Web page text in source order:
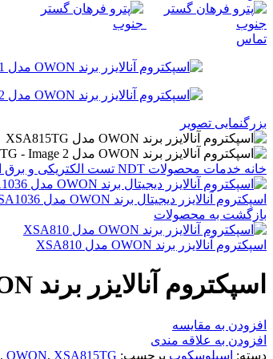
تماس
بزرگنمایی تصویر
خانه خدمات محصولات NDT تست الکتریکی و برق
اسپکتروم آنالایزر دیجیتال برند OWON مدل XSA1036
بازگشت به محصولات
اسپکتروم آنالایزر برند OWON مدل XSA810
اسپکتروم آنالایزر برند OWON مدل XSA815TG
افزودن به مقایسه
افزودن به علاقه مندی
دسته: اسیلوسکوپ برچسب: , OWON, XSA815TG